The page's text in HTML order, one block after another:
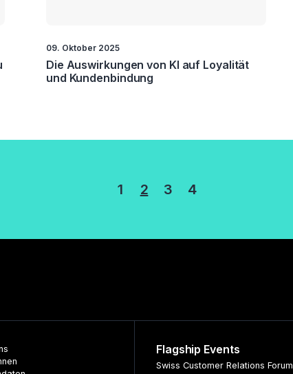
09. Oktober 2025
Die Auswirkungen von KI auf Loyalität
und Kundenbindung
1 2 3 4
Flagship Events
Swiss Customer Relations Forum